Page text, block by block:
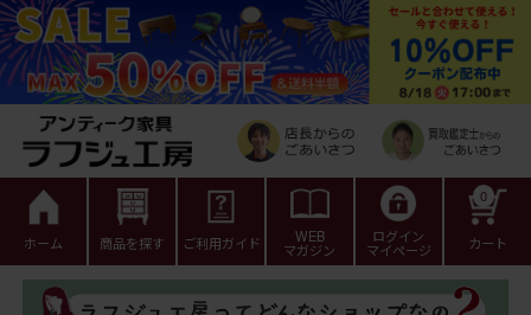
ホーム 商品を探す ご利用ガイド WEB
マガジン
ログイン
マイページ カート
0